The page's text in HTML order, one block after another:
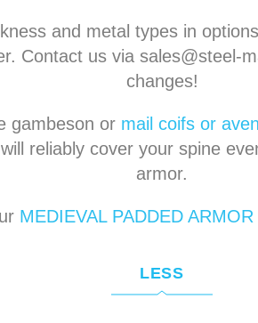
and metal types in
Contact us via sales@steel-
changes!
gambeson or mail coifs or
reliably cover your spine
armor.
MEDIEVAL PADDED ARMOR
LESS